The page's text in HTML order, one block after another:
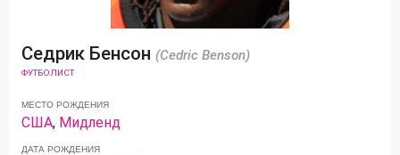
Седрик Бенсон (Cedric Benson)
ФУТБОЛИСТ
МЕСТО РОЖДЕНИЯ
США, Мидленд
ДАТА РОЖДЕНИЯ